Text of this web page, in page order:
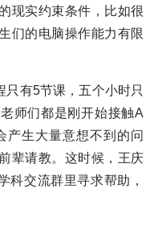
现实约束条件，比如很
们的电脑操作能力有限
只有5节课，五个小时只
师们都是刚开始接触A
产生大量意想不到的问
辈请教。这时候，王庆
科交流群里寻求帮助，